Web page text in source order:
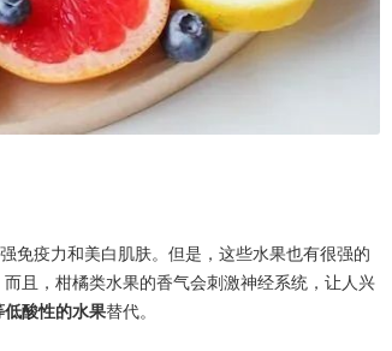
免疫力和美白肌肤。但是，这些水果也有很强的
且，柑橘类水果的香气会刺激神经系统，让人兴
酸性的水果替代。